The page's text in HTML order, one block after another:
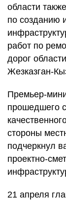
области
по созданию
работ по
дорог
Жезказган-
Премьер-
прошедшего
стороны
подчеркнул
проектно-
21 апреля